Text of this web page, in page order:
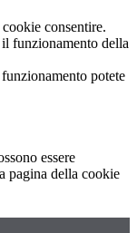
consentire.
funzionamento della
potete
essere
pagina della cookie